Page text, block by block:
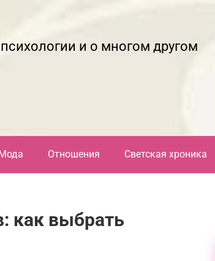
и о многом другом
Отношения Светская хроника
как выбрать